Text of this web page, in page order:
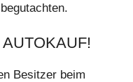
Besitzer beim